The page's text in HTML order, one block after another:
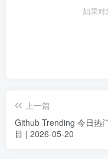
如果对
上一篇
Github Trending 今日热
目 | 2026-05-20